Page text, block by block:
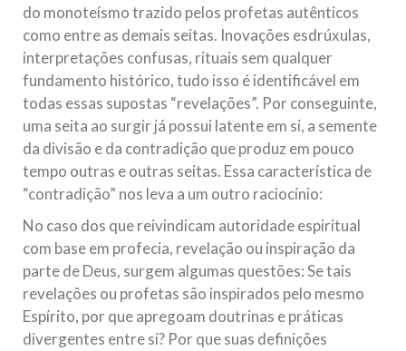
do monoteísmo trazido pelos profetas autênticos
como entre as demais seitas. Inovações esdrúxulas,
interpretações confusas, rituais sem qualquer
fundamento histórico, tudo isso é identificável em
todas essas supostas “revelações”. Por conseguinte,
uma seita ao surgir já possui latente em si, a semente
da divisão e da contradição que produz em pouco
tempo outras e outras seitas. Essa característica de
“contradição” nos leva a um outro raciocínio:
No caso dos que reivindicam autoridade espiritual
com base em profecia, revelação ou inspiração da
parte de Deus, surgem algumas questões: Se tais
revelações ou profetas são inspirados pelo mesmo
Espírito, por que apregoam doutrinas e práticas
divergentes entre si? Por que suas definições